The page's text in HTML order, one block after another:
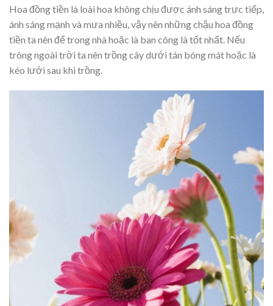
Hoa đồng tiền là loài hoa không chịu được ánh sáng trực tiếp,
ánh sáng mạnh và mưa nhiều, vậy nên những chậu hoa đồng
tiền ta nên để trong nhà hoặc là ban công là tốt nhất. Nếu
trông ngoài trời ta nên trồng cây dưới tán bóng mát hoặc là
kéo lưới sau khi trồng.